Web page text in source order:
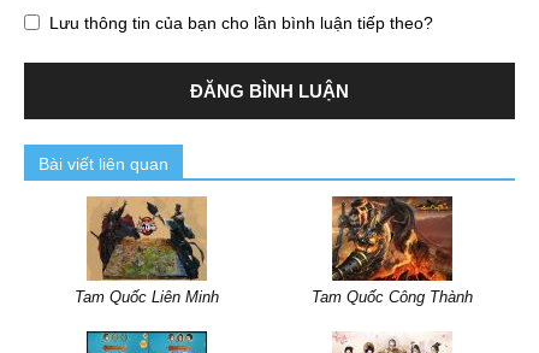
Lưu thông tin của bạn cho lần bình luận tiếp theo?
Bài viết liên quan
Tam Quốc Liên Minh Tam Quốc Công Thành